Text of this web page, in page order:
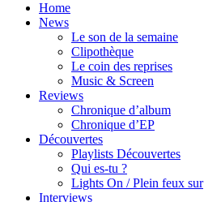
Home
News
Le son de la semaine
Clipothèque
Le coin des reprises
Music & Screen
Reviews
Chronique d’album
Chronique d’EP
Découvertes
Playlists Découvertes
Qui es-tu ?
Lights On / Plein feux sur
Interviews